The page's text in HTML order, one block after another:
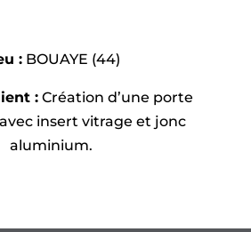
: BOUAYE (44)
: Création d’une porte
insert vitrage et jonc
aluminium.